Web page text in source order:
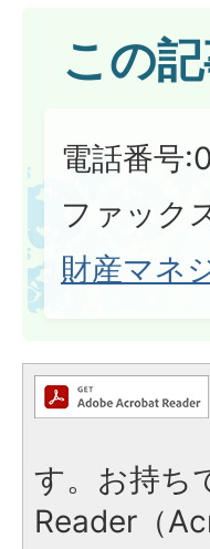
この
電話番号
ファック
財産マネ
す。お持ち
Reader（